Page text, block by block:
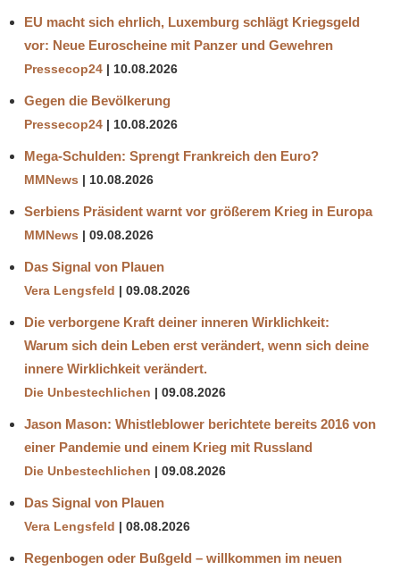
EU macht sich ehrlich, Luxemburg schlägt Kriegsgeld
vor: Neue Euroscheine mit Panzer und Gewehren
Pressecop24 10.08.2026
Gegen die Bevölkerung
Pressecop24 10.08.2026
Mega-Schulden: Sprengt Frankreich den Euro?
MMNews 10.08.2026
Serbiens Präsident warnt vor größerem Krieg in Europa
MMNews 09.08.2026
Das Signal von Plauen
Vera Lengsfeld 09.08.2026
Die verborgene Kraft deiner inneren Wirklichkeit:
Warum sich dein Leben erst verändert, wenn sich deine
innere Wirklichkeit verändert.
Die Unbestechlichen 09.08.2026
Jason Mason: Whistleblower berichtete bereits 2016 von
einer Pandemie und einem Krieg mit Russland
Die Unbestechlichen 09.08.2026
Das Signal von Plauen
Vera Lengsfeld 08.08.2026
Regenbogen oder Bußgeld – willkommen im neuen